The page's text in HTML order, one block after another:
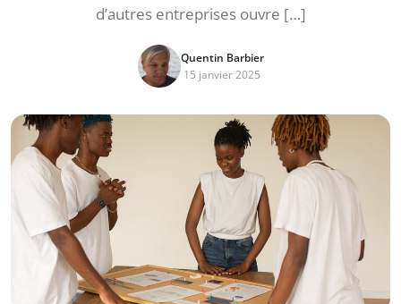
d’autres entreprises ouvre […]
Quentin Barbier
15 janvier 2025